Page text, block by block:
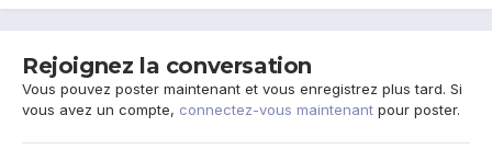
Rejoignez la conversation
Vous pouvez poster maintenant et vous enregistrez plus tard. Si
vous avez un compte, connectez-vous maintenant pour poster.